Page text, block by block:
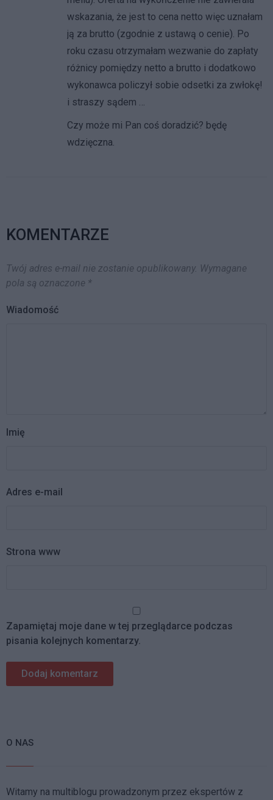
wskazania, że jest to cena netto więc uznałam
ją za brutto (zgodnie z ustawą o cenie). Po
roku czasu otrzymałam wezwanie do zapłaty
różnicy pomiędzy netto a brutto i dodatkowo
wykonawca policzył sobie odsetki za zwłokę!
i straszy sądem …
Czy może mi Pan coś doradzić? będę
wdzięczna.
KOMENTARZE
Twój adres e-mail nie zostanie opublikowany. Wymagane
pola są oznaczone *
Wiadomość
Imię
Adres e-mail
Strona www
Zapamiętaj moje dane w tej przeglądarce podczas
pisania kolejnych komentarzy.
O NAS
Witamy na multiblogu prowadzonym przez ekspertów z